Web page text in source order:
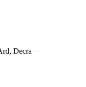
Decra —